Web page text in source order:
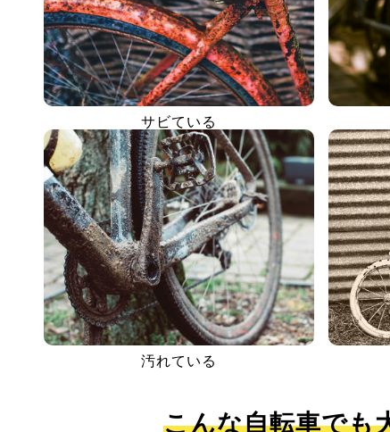
サビている
汚れている
こんな自転車でも